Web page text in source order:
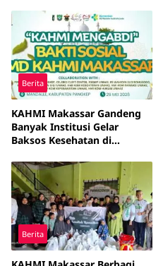
Berita
KAHMI Makassar Gandeng
Banyak Institusi Gelar
Baksos Kesehatan di
Berita